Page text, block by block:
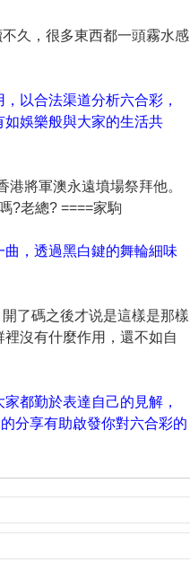
久，很多東西都一頭霧水感
以合法渠道分析六合彩，
娛樂般與大家的生活共
將軍澳永遠墳場祭拜他。
?老總? ====家駒
，透過黑白鍵的舞輪細味
了碼之後才说是這樣是那樣
沒有什麼作用，還不如自
都勤於表達自己的見解，
分享有助啟發你對六合彩的